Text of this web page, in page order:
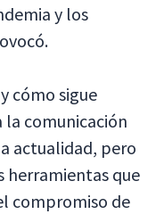
y los
cómo sigue
comunicación
actualidad, pero
herramientas que
compromiso de